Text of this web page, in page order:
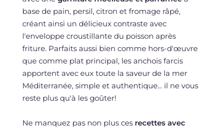
base de pain, persil, citron et fromage râpé,
créant ainsi un délicieux contraste avec
l'enveloppe croustillante du poisson après
friture. Parfaits aussi bien comme hors-d'œuvre
que comme plat principal, les anchois farcis
apportent avec eux toute la saveur de la mer
Méditerranée, simple et authentique... il ne vous
reste plus qu'à les goûter!
Ne manquez pas non plus ces recettes avec